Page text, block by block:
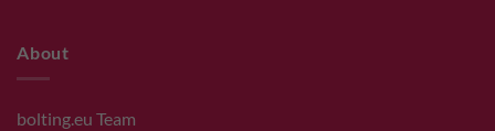
About
bolting.eu Team